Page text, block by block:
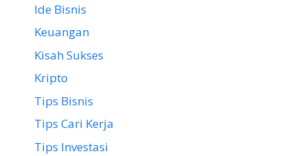
Ide Bisnis
Keuangan
Kisah Sukses
Kripto
Tips Bisnis
Tips Cari Kerja
Tips Investasi